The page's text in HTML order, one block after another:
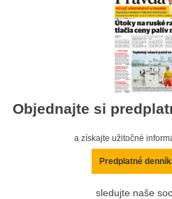
Objednajte si
a získajte užitočné
Predplatné
sledujte naše